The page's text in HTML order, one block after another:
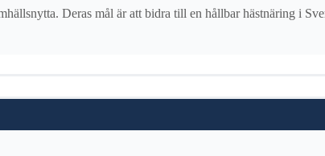
Deras mål är att bidra till en hållbar hästnäring i